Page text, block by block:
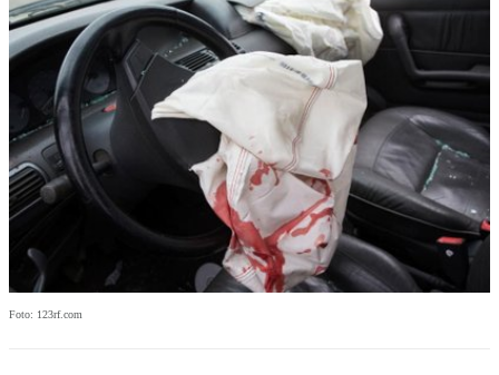
Foto: 123rf.com